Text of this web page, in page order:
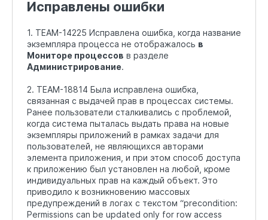
Исправлены ошибки
1. TEAM-14225 Исправлена ошибка, когда название
экземпляра процесса не отображалось в
Мониторе процессов в разделе
Администрирование.
2. TEAM-18814 Была исправлена ошибка,
связанная с выдачей прав в процессах системы.
Ранее пользователи сталкивались с проблемой,
когда система пыталась выдать права на новые
экземпляры приложений в рамках задачи для
пользователей, не являющихся авторами
элемента приложения, и при этом способ доступа
к приложению был установлен на любой, кроме
индивидуальных прав на каждый объект. Это
приводило к возникновению массовых
предупреждений в логах с текстом “precondition:
Permissions can be updated only for row access